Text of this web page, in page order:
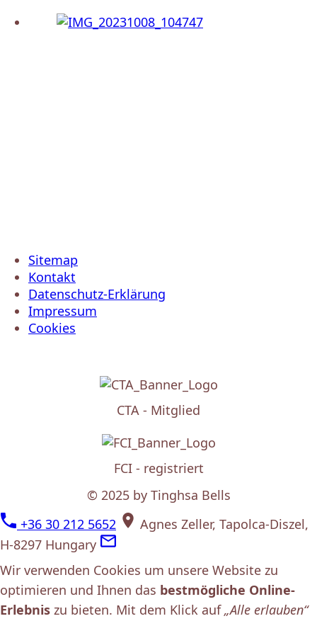
Sitemap
Kontakt
Datenschutz-Erklärung
Impressum
Cookies
CTA - Mitglied
FCI - registriert
© 2025 by Tinghsa Bells
+36 30 212 5652
Agnes Zeller, Tapolca-Diszel,
H-8297 Hungary
Wir verwenden Cookies um unsere Website zu
optimieren und Ihnen das bestmögliche Online-
Erlebnis zu bieten. Mit dem Klick auf„Alle erlauben“